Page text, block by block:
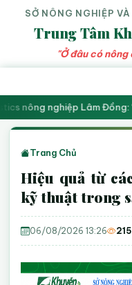
SỞ NÔNG NGHIỆP
Trung Tâm
"Ở đâu có
nông nghiệp Lâm
Trang Chủ
Hiệu quả từ
kỹ thuật trong
06/08/2026 13:26 215